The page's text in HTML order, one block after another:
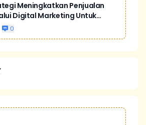
Meningkatkan Penjualan
Digital Marketing Untuk
Yang Lebih Kompetitif
0